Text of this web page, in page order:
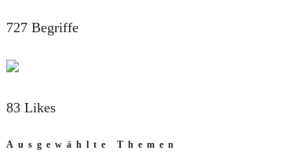
727 Begriffe
83 Likes
Ausgewählte Themen